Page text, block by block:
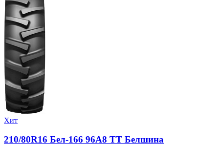
Хит
210/80R16 Бел-166 96A8 TT Белшина